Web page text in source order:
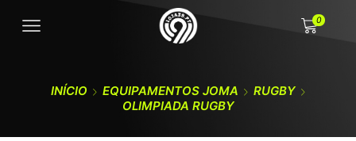
0
INÍCIO EQUIPAMENTOS JOMA
RUGBY
OLIMPIADA RUGBY